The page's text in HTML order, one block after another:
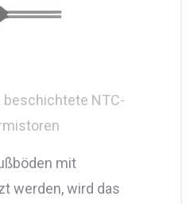
beschichtete NTC-
mit
werden, wird das